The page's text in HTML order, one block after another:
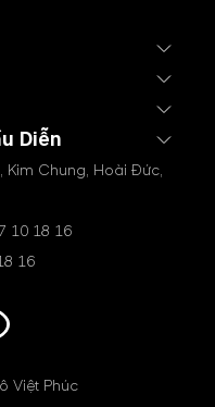
Diễn
Kim Chung, Hoài Đức,
10 18 16
16
Việt Phúc